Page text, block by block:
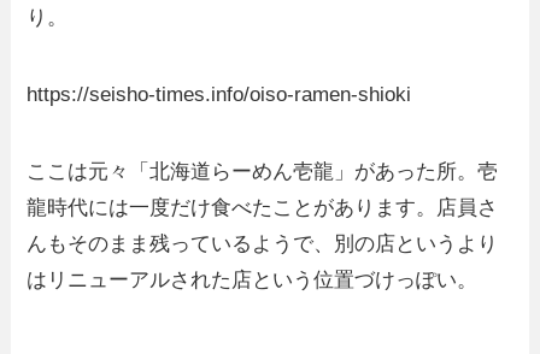
り。
https://seisho-times.info/oiso-ramen-shioki
ここは元々「北海道らーめん壱龍」があった所。壱
龍時代には一度だけ食べたことがあります。店員さ
んもそのまま残っているようで、別の店というより
はリニューアルされた店という位置づけっぽい。